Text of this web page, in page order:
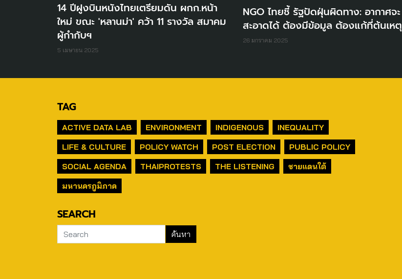
14 ปีฝูงบินหนังไทยเตรียมดัน ผกก.หน้า
ใหม่ ขณะ 'หลานม่า' คว้า 11 รางวัล สมาคม
ผู้กำกับฯ
5 เมษายน 2025
NGO ไทยชี้ รัฐปัดฝุ่นผิดทาง: อากาศจะ
สะอาดได้ ต้องมีข้อมูล ต้องแก้ที่ต้นเหตุ
26 มกราคม 2025
TAG
ACTIVE DATA LAB ENVIRONMENT INDIGENOUS
INEQUALITY
LIFE & CULTURE
POLICY WATCH POST ELECTION
PUBLIC POLICY
SOCIAL AGENDA
THAIPROTESTS THE LISTENING
ชายแดนใต้
มหานครภูมิภาค
SEARCH